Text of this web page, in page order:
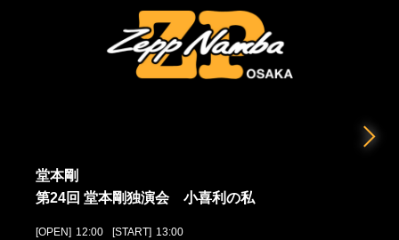
堂本剛
第24回 堂本剛独演会 小喜利の私
[OPEN] 12:00 [START] 13:00